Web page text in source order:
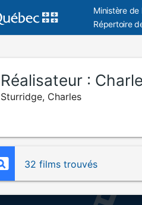
Ministère de
Répertoire
Réalisateur :
Sturridge, Charles
32 films trouvés